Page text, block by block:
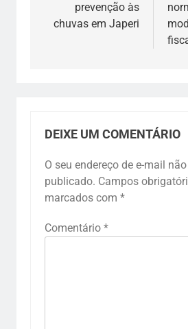
prevenção às
chuvas em Japeri
DEIXE UM COMENTÁRIO
O seu endereço de e-mail
publicado. Campos
marcados com *
Comentário *